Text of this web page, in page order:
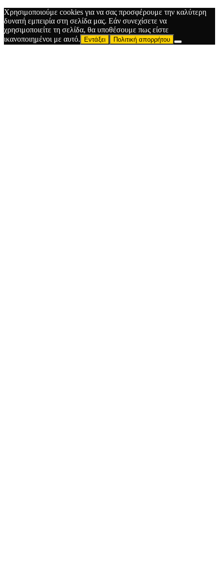
Χρησιμοποιούμε cookies για να σας προσφέρουμε την καλύτερη
δυνατή εμπειρία στη σελίδα μας. Εάν συνεχίσετε να
χρησιμοποιείτε τη σελίδα, θα υποθέσουμε πως είστε
ικανοποιημένοι με αυτό.
Εντάξει Πολιτική απορρήτου